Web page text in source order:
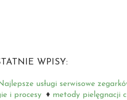
WPISY:
usługi serwisowe
i procesy
metody pielęgnacji